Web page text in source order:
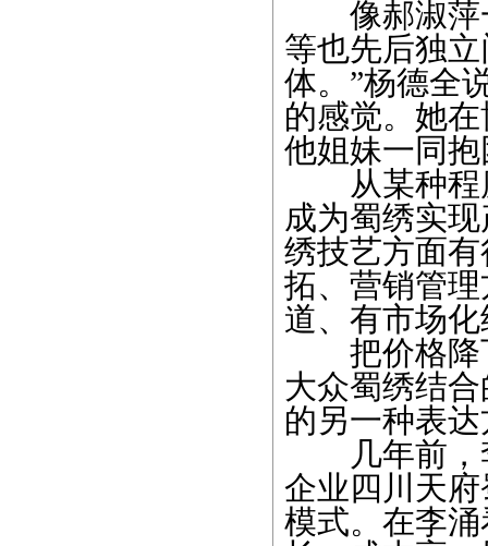
像郝淑萍
等也先后独
体。”杨德全
的感觉。她
他姐妹一同
从某种程度
成为蜀绣实
绣技艺方面
拓、营销管
道、有市场
把价格降
大众蜀绣结
的另一种表
几年前，
企业四川天
模式。在李